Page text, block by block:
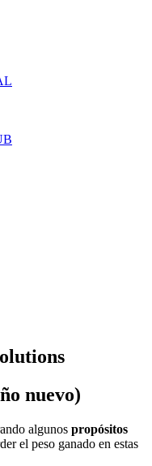
nuevo)
algunos propósitos
el peso ganado en estas